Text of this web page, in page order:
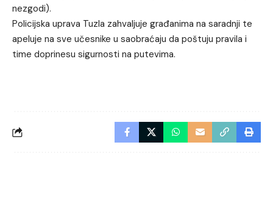
nezgodi).
Policijska uprava Tuzla zahvaljuje građanima na saradnji te
apeluje na sve učesnike u saobraćaju da poštuju pravila i
time doprinesu sigurnosti na putevima.